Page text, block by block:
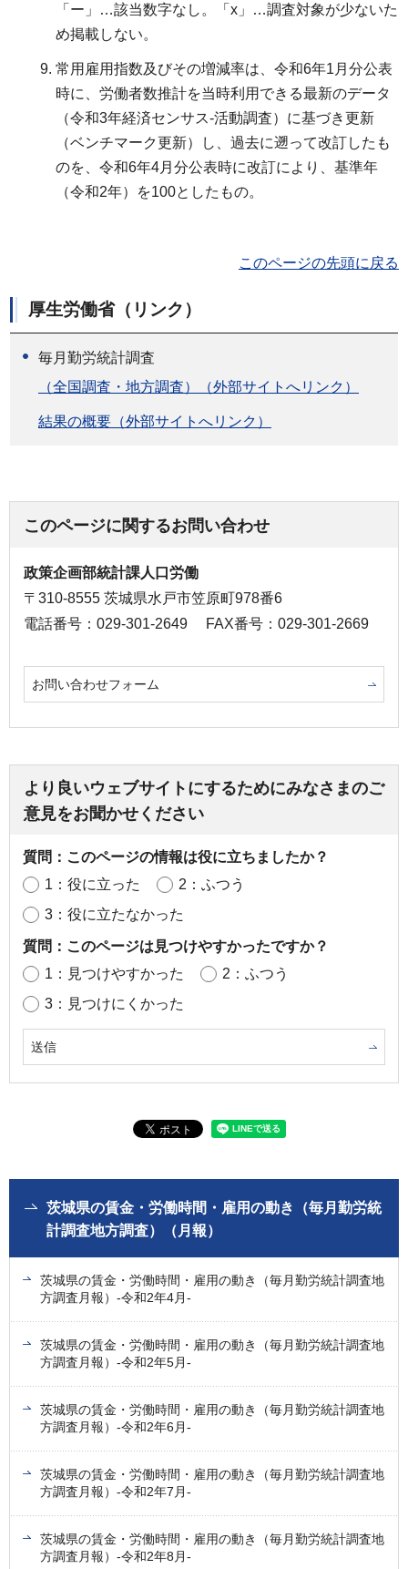
「ー」…該当数字なし。「x」…調査対象が少ないた
め掲載しない。
常用雇用指数及びその増減率は、令和6年1月分公表
時に、労働者数推計を当時利用できる最新のデータ
（令和3年経済センサス-活動調査）に基づき更新
（ベンチマーク更新）し、過去に遡って改訂したも
のを、令和6年4月分公表時に改訂により、基準年
（令和2年）を100としたもの。
このページの先頭に戻る
厚生労働省（リンク）
毎月勤労統計調査
（全国調査・地方調査）（外部サイトへリンク）
結果の概要（外部サイトへリンク）
このページに関するお問い合わせ
政策企画部統計課人口労働
〒310-8555 茨城県水戸市笠原町978番6
電話番号：029-301-2649
FAX番号：029-301-2669
お問い合わせフォーム
より良いウェブサイトにするためにみなさまのご
意見をお聞かせください
質問：このページの情報は役に立ちましたか？
1：役に立った
2：ふつう
3：役に立たなかった
質問：このページは見つけやすかったですか？
1：見つけやすかった
2：ふつう
3：見つけにくかった
茨城県の賃金・労働時間・雇用の動き（毎月勤労統
計調査地方調査）（月報）
茨城県の賃金・労働時間・雇用の動き（毎月勤労統計調査地
方調査月報）-令和2年4月-
茨城県の賃金・労働時間・雇用の動き（毎月勤労統計調査地
方調査月報）-令和2年5月-
茨城県の賃金・労働時間・雇用の動き（毎月勤労統計調査地
方調査月報）-令和2年6月-
茨城県の賃金・労働時間・雇用の動き（毎月勤労統計調査地
方調査月報）-令和2年7月-
茨城県の賃金・労働時間・雇用の動き（毎月勤労統計調査地
方調査月報）-令和2年8月-